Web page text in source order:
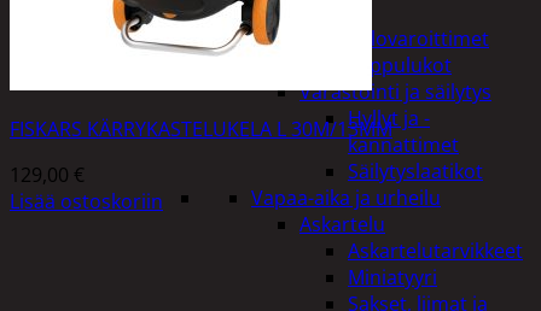
Palovaroittimet
Riippulukot
Varastointi ja säilytys
Hyllyt ja -
kannattimet
Säilytyslaatikot
Vapaa-aika ja urheilu
Askartelu
Askartelutarvikkeet
Miniatyyri
Sakset, liimat ja
FISKARS KÄRRYKASTELUKELA L 30M/13MM
129,00 €
Lisää ostoskoriin